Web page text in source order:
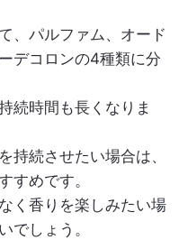
、パルファム、オード
デコロンの4種類に分
続時間も長くなりま
持続させたい場合は、
すめです。
く香りを楽しみたい場
でしょう。